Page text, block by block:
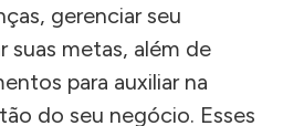
gerenciar seu
metas, além de
para auxiliar na
do seu negócio. Esses